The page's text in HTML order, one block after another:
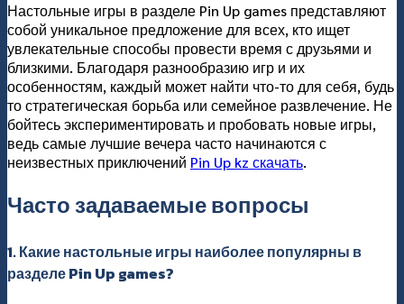
Настольные игры в разделе Pin Up games представляют
собой уникальное предложение для всех, кто ищет
увлекательные способы провести время с друзьями и
близкими. Благодаря разнообразию игр и их
особенностям, каждый может найти что-то для себя, будь
то стратегическая борьба или семейное развлечение. Не
бойтесь экспериментировать и пробовать новые игры,
ведь самые лучшие вечера часто начинаются с
неизвестных приключений Pin Up kz скачать.
Часто задаваемые вопросы
1. Какие настольные игры наиболее популярны в
разделе Pin Up games?